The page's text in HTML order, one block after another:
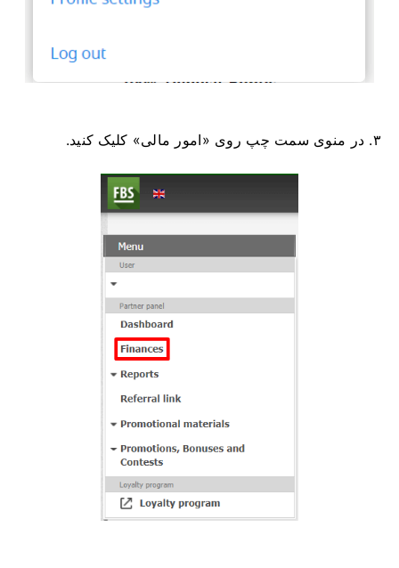
۳. در منوی سمت چپ روی «امور مالی» کلیک کنید.